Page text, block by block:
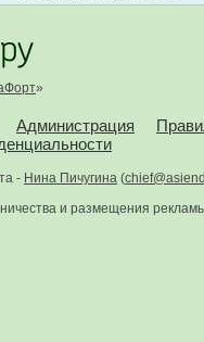
»
Администрация
- Нина Пичугина (
и размещения